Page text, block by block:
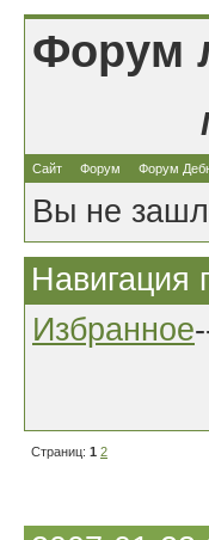
Форум
Сайт Форум Форум
Вы не
Навигация
Избранное
Страниц: 1 2